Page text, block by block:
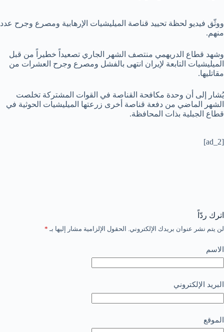
ووثّق فيديو لحظة تحييد قناصة الميليشيات الإرهابية ومصرع وجرح عدد
منهم.
وشهد قطاع الدريهمي منتصف الشهر الجاري تصعيداً خطيراً من قبل
الميليشيات التابعة لإيران انتهى بالفشل ومصرع وجرح العشرات من
مقاتليها.
يُشار إلى أن وحدة مكافحة القناصة في القوات المشتركة تخلصت
الشهر الماضي من دفعة قناصة أخرى زرعتها الميليشيات الحوثية في
قطاع الجبلية بذات المحافظة.
[ad_2]
اترك ردّاً
لن يتم نشر عنوان بريدك الإلكتروني. الحقول الإلزامية مشار إليها بـ *
الاسم
البريد الإلكتروني
الموقع